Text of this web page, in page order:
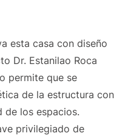
esta casa con diseño
Dr. Estanilao Roca
permite que se
de la estructura con
de los espacios.
privilegiado de